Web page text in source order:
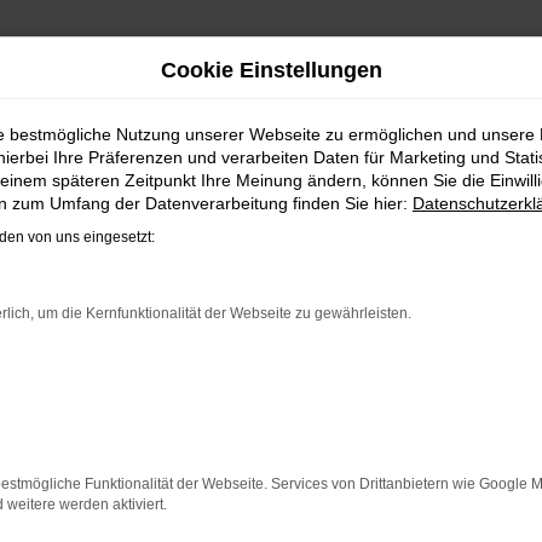
NACH
BALD IM VW TAIGO
wird schnell fündig. Das Fahrzeug ist wie geschaffen
Hinzu kommt, dass in puncto Ausstattung in dieser
Und dann ist da noch das Design, dass
perfekte Wahl, alldieweil Sie gegenüber einem
paar Tipps, die dir helfen können:
Cookie Einstellungen
bestmögliche Nutzung unserer Webseite zu ermöglichen und unsere
Ihre Präferenzen und verarbeiten Daten für Marketing und
späteren Zeitpunkt Ihre Meinung ändern, können Sie die
zum Umfang der Datenverarbeitung finden Sie hier:
von uns eingesetzt:
um die Kernfunktionalität der Webseite zu gewährleisten.
Funktionalität der Webseite. Services von Drittanbietern wie Google
weitere werden aktiviert.